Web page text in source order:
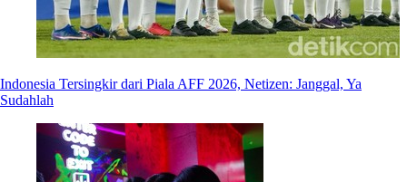
Indonesia Tersingkir dari Piala AFF 2026, Netizen: Janggal, Ya
Sudahlah